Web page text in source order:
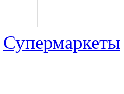
Супермаркеты